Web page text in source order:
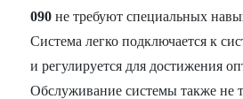
090 не требуют специальных
Система легко подключается к
и регулируется для достижения
Обслуживание системы также не